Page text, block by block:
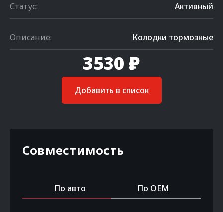
Статус: Активный
Описание: Колодки тормозные
3530 ₽
Добавить в список
Совместимость
По авто По OEM